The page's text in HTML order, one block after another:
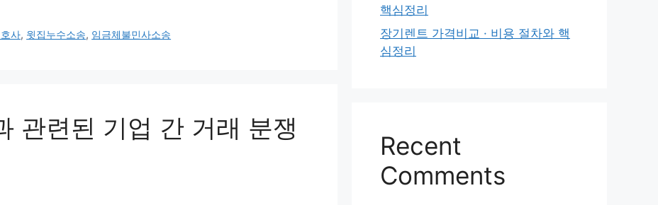
사, 윗집누수소송, 임금체불민사소송
관련된 기업 간 거래 분쟁
핵심정리
장기렌트 가격비교 · 비용 절차와 핵
심정리
Recent
Comments